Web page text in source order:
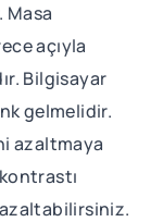
Masa
açıyla
Bilgisayar
gelmelidir.
azaltmaya